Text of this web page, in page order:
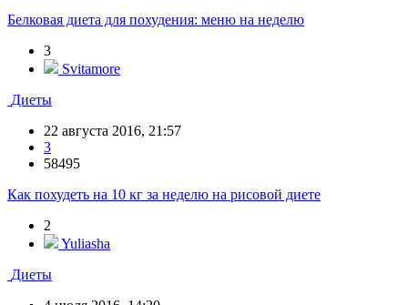
Белковая диета для похудения: меню на неделю
3
Svitamore
Диеты
22 августа 2016, 21:57
3
58495
Как похудеть на 10 кг за неделю на рисовой диете
2
Yuliasha
Диеты